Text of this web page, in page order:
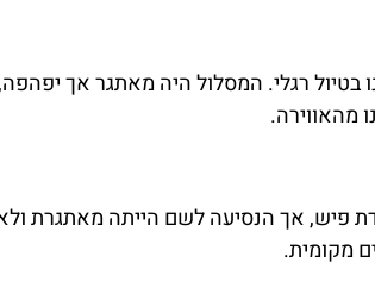
בטיול רגלי. המסלול היה מאתגר אך
מהאווירה.
פיש, אך הנסיעה לשם הייתה מאתגרת
מקומית.